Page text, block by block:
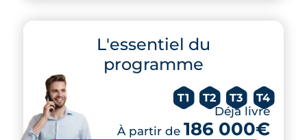
L'essentiel du
programme
T1 T2 T3 T4
Déjà livré
À partir de 186 000€